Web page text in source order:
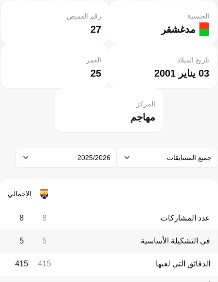
مدغشقر
الجنسية
27
رقم القميص
03 يناير 2001
تاريخ الميلاد
25
العمر
مهاجم
المركز
جميع المسابقات 2025/2026
الإجمالي
عدد المشاركات 8
8
في التشكيلة الأساسية 5
5
الدقائق التي لعبها 415
415